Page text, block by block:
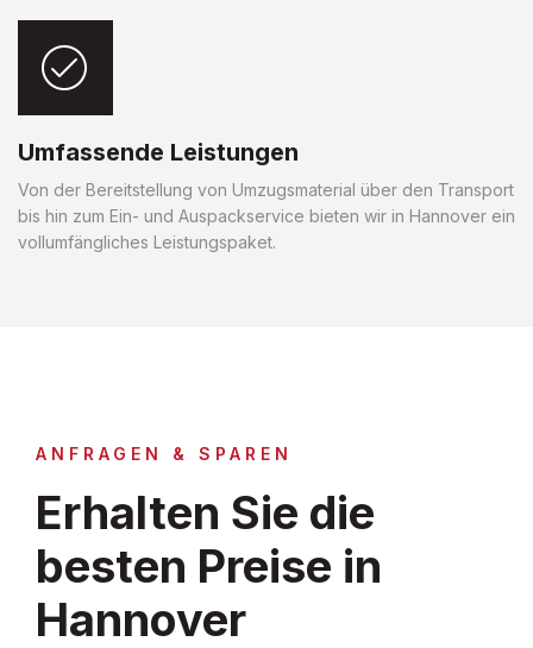
Umfassende Leistungen
Von der Bereitstellung von Umzugsmaterial über den Transport
bis hin zum Ein- und Auspackservice bieten wir in Hannover ein
vollumfängliches Leistungspaket.
ANFRAGEN & SPAREN
Erhalten Sie die
besten Preise in
Hannover